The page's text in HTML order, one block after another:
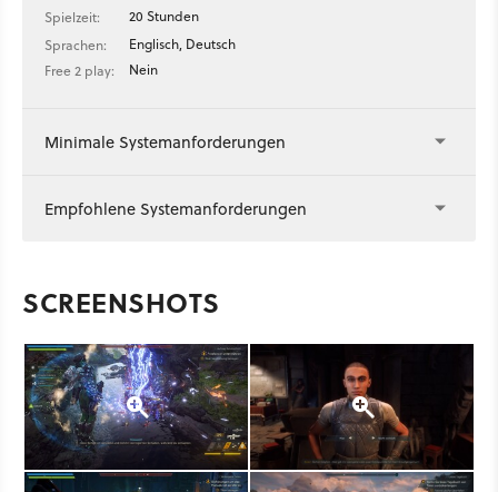
Spielzeit:
20 Stunden
Sprachen:
Englisch, Deutsch
Free 2 play:
Nein
Minimale Systemanforderungen
Empfohlene Systemanforderungen
SCREENSHOTS